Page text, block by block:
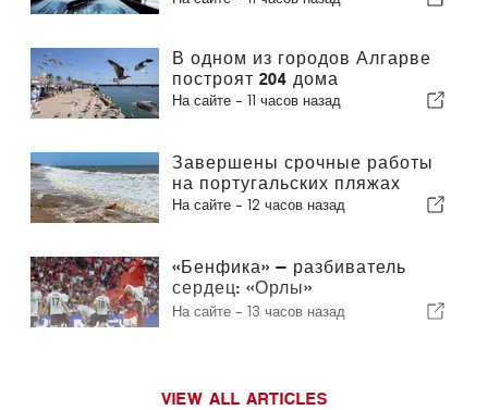
В одном из городов Алгарве
построят 204 дома
На сайте - 11 часов назад
Завершены срочные работы
на португальских пляжах
На сайте - 12 часов назад
«Бенфика» — разбиватель
сердец: «Орлы»
отправляются в Эдинбург,
На сайте - 13 часов назад
VIEW ALL ARTICLES